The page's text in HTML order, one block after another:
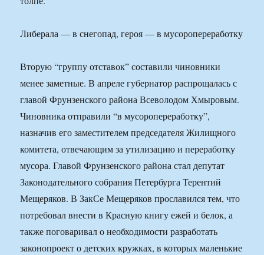
Либерала — в снегопад, героя — в мусоропереработку
Вторую “группу отставок” составили чиновники
менее заметные. В апреле губернатор распрощалась с
главой Фрунзенского района Всеволодом Хмыровым.
Чиновника отправили “в мусоропереработку”,
назначив его заместителем председателя Жилищного
комитета, отвечающим за утилизацию и переработку
мусора. Главой Фрунзенского района стал депутат
Законодательного собрания Петербурга Терентий
Мещеряков. В ЗакСе Мещеряков прославился тем, что
потребовал внести в Красную книгу ежей и белок, а
также поговаривал о необходимости разработать
законопроект о детских кружках, в которых маленькие